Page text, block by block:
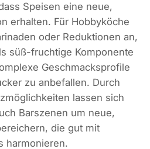
Speisen eine neue,
erhalten. Für Hobbyköche
oder Reduktionen an,
süß-fruchtige Komponente
Geschmacksprofile
zu anbefallen. Durch
lassen sich
Barszenen um neue,
die gut mit
harmonieren.